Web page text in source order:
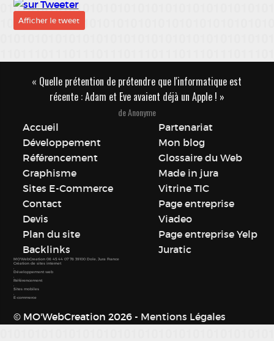
Afficher le tweet
« Quelle prétention de prétendre que l'informatique est
récente : Adam et Eve avaient déjà un Apple ! »
de Anonyme
Accueil
Développement
Référencement
Graphisme
Sites E-Commerce
Contact
Devis
Plan du site
Backlinks
Partenariat
Mon blog
Glossaire du Web
Made in jura
Vitrine TIC
Page entreprise
Viadeo
Page entreprise Yelp
Juratic
MO'WebCreation 06 45 44 07 78 39100 Dole,Jura France
Création de sites internet
,
Développement web
,
Référencement
,
Sites mobiles
,
E-commerce
© MO'WebCreation 2026 - Mentions Légales